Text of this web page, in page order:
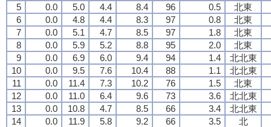
5
0.0 5.0 4.4 8.4 96 0.5
北東
6
0.0 4.8 4.4 8.3 97 0.8
北東
7
0.0 5.1 4.7 8.5 97 1.8
北東
8
0.0 5.9 5.2 8.8 95 2.0
北東
9
0.0 6.9 6.0 9.4 94 1.4
北北東
10
0.0 9.5 7.6 10.4 88 1.1
北北東
11
0.0 11.4 7.3 10.2 76 1.5
北東
12
0.0 11.0 6.4 9.6 73 3.6
北北東
13
0.0 10.8 4.7 8.5 66 3.4
北北東
14
0.0 11.9 5.8 9.2 66 3.5
北